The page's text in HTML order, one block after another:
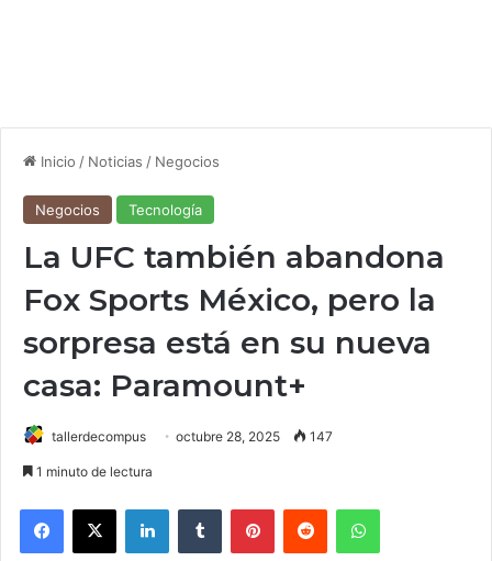
Inicio / Noticias / Negocios
Negocios Tecnología
La UFC también abandona
Fox Sports México, pero la
sorpresa está en su nueva
casa: Paramount+
tallerdecompus octubre 28, 2025 147
1 minuto de lectura